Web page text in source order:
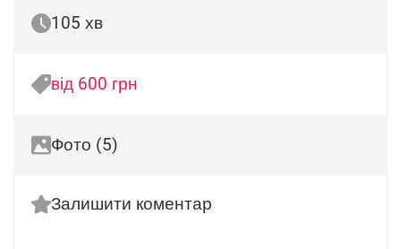
105 хв
від 600 грн
Фото (5)
Залишити коментар